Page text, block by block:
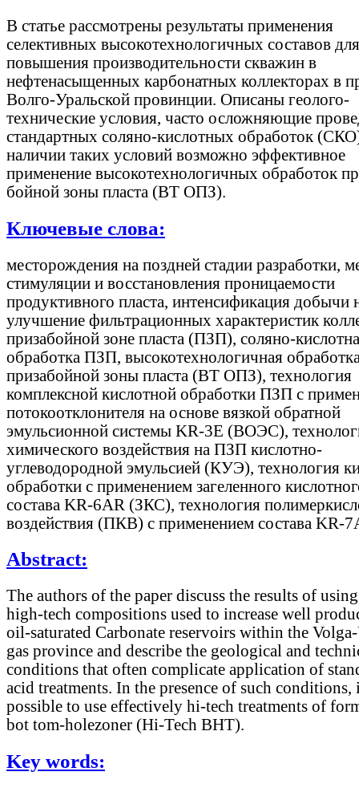
В статье рассмотрены результаты применения
селективных высокотехнологичных составов для
повышения производительности скважин в
нефтенасыщенных карбонатных коллекторах в
Волго-Уральской провинции. Описаны геолого-
технические условия, часто осложняющие
стандартных соляно-кислотных обработок
наличии таких условий возможно эффективное
применение высокотехнологичных обработок
бойной зоны пласта (ВТ ОПЗ).
Ключевые слова:
месторождения на поздней стадии разработки,
стимуляции и восстановления проницаемости
продуктивного пласта, интенсификация добычи
улучшение фильтрационных характеристик
призабойной зоне пласта (ПЗП), соляно-
обработка ПЗП, высокотехнологичная
призабойной зоны пласта (ВТ ОПЗ), технология
комплексной кислотной обработки ПЗП с
потокоотклонителя на основе вязкой обратной
эмульсионной системы KR-3E (ВОЭС),
химического воздействия на ПЗП кислотно-
углеводородной эмульсией (КУЭ), технология
обработки с применением загеленного
состава KR-6АR (ЗКС), технология
воздействия (ПКВ) с применением состава
Abstract:
The authors of the paper discuss the results of
high-tech compositions used to increase well
oil-saturated Carbonate reservoirs within the
gas province and describe the geological and
conditions that often complicate application of
acid treatments. In the presence of such conditions,
possible to use effectively hi-tech treatments of
bot tom-holezoner (Hi-Tech BHT).
Key words: